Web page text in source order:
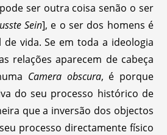
ser outra coisa senão o ser
Sein], e o ser dos homens é
vida. Se em toda a ideologia
relações aparecem de cabeça
Camera obscura, é porque
do seu processo histórico de
que a inversão dos objectos
processo directamente físico